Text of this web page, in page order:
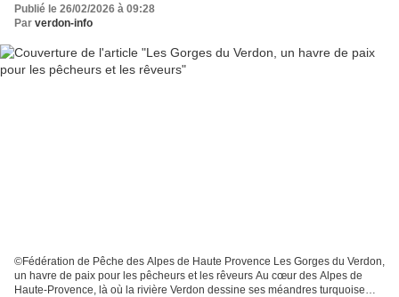
Publié le 26/02/2026 à 09:28
Par verdon-info
©Fédération de Pêche des Alpes de Haute Provence Les Gorges du Verdon,
un havre de paix pour les pêcheurs et les rêveurs Au cœur des Alpes de
Haute-Provence, là où la rivière Verdon dessine ses méandres turquoise